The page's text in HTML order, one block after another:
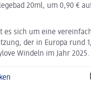
20ml, um 0,90 €
es sich um eine
der in Europa rund
Windeln im Jahr 2025.